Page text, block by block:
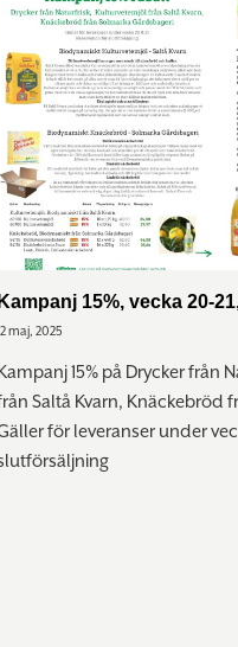
Beutelsbach.
Kampanj 15%, vecka 20-
maj, 2025
15% på Drycker från
Saltå Kvarn, Knäckebröd
för leveranser under